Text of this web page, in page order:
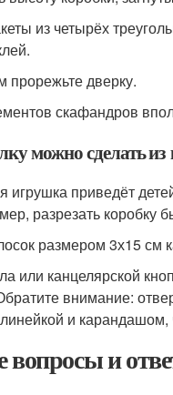
из четырёх
дверку.
скафандров
можно сделать
игрушка приведёт
разрезать коробку
размером 3х15 см
канцелярской
внимание:
и
вопросы и